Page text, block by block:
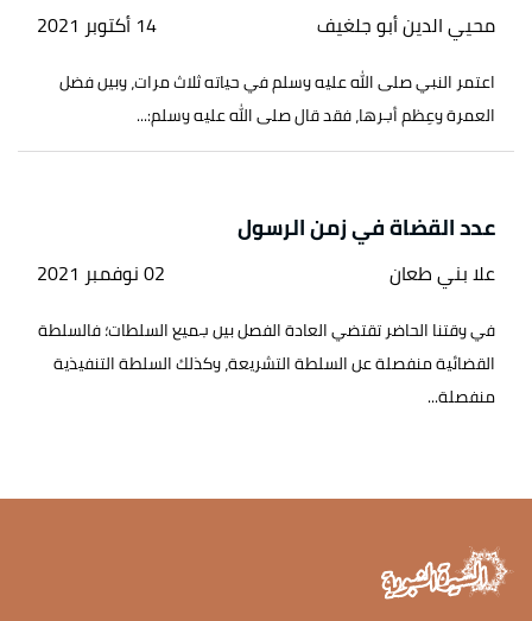
محيي الدين أبو جلغيف 14 أكتوبر 2021
اعتمر النبي صلى الله عليه وسلم في حياته ثلاث مرات، وبين فضل
العمرة وعِظم أجرها، فقد قال صلى الله عليه وسلم:...
عدد القضاة في زمن الرسول
علا بني طعان 02 نوفمبر 2021
في وقتنا الحاضر تقتضي العادة الفصل بين جميع السلطات؛ فالسلطة
القضائية منفصلة عن السلطة التشريعة، وكذلك السلطة التنفيذية
منفصلة...